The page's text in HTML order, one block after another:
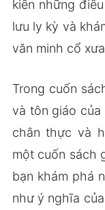
kiến những
lưu ly kỳ và
văn minh cổ
Trong cuốn
và tôn giáo của
chân thực và
một cuốn sách
bạn khám phá
như ý nghĩa